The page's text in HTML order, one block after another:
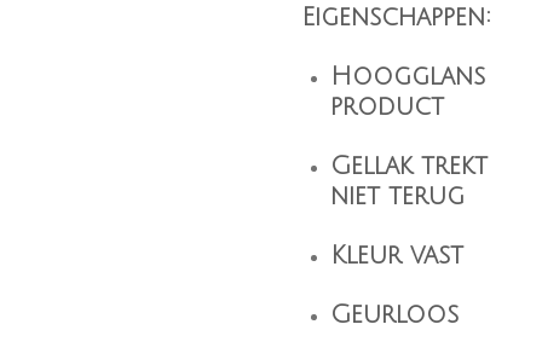
Eigenschappen:
Hoogglans
product
Gellak trekt
niet terug
Kleur vast
Geurloos